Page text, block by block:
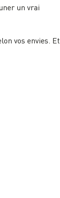
un vrai
vos envies. Et